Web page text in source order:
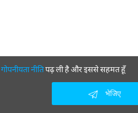
गोपनीयता नीतिपढ़ ली है और इससे सहमत हूँ
भेजिए